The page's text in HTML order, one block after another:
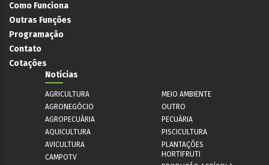
Como Funciona
Outras Funções
Programação
Contato
Cotações
Notícias
AGRICULTURA
AGRONEGÓCIO
AGROPECUÁRIA
AQUICULTURA
AVICULTURA
CAMPOTV
MEIO AMBIENTE
OUTRO
PECUÁRIA
PISCICULTURA
PLANTAÇÕES
HORTIFRUTI